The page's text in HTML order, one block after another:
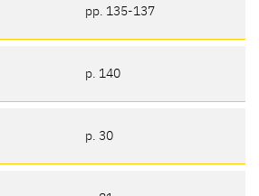
pp. 135-137
p. 140
p. 30